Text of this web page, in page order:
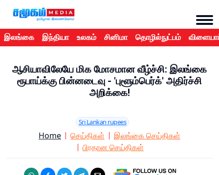
இலங்கை இந்தியா உலகம் சினிமா தொழில்நுட்பம்
ஆசியாவிலேயே மிக மோசமான வீழ்ச்சி: இலங்கை
ரூபாய்க்கு பின்னடைவு - 'புளூம்பெர்க்' அதிர்ச்சி
அறிக்கை!
Sri Lankan rupees
Home செய்திகள்
இலங்கை செய்திகள்
பிரதான செய்திகள்